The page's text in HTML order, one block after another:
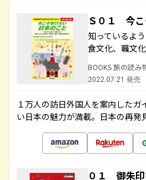
Ｓ０１ 今こ
知っているよ
食文化、職文
BOOKS 旅の読み
2022.07.21 発売
１万人の訪日外国人を案内した
い日本の魅力が満載。日本の再発
０１ 御朱